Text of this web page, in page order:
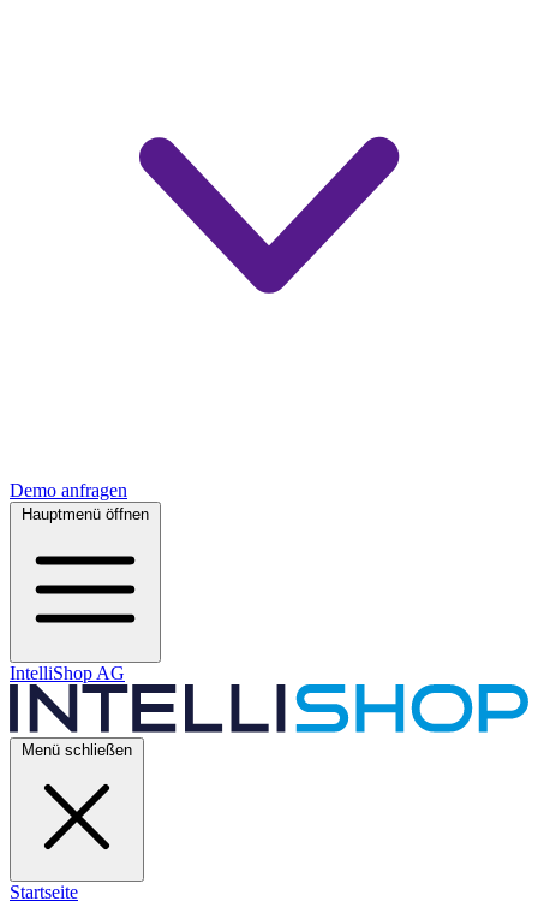
Demo anfragen
Hauptmenü öffnen
IntelliShop AG
Menü schließen
Startseite